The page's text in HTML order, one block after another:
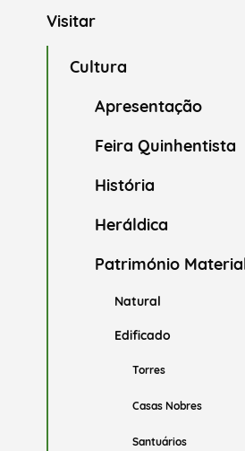
Visitar
Cultura
Apresentação
Feira Quinhentista
História
Heráldica
Património
Natural
Edificado
Torres
Casas Nobres
Santuários